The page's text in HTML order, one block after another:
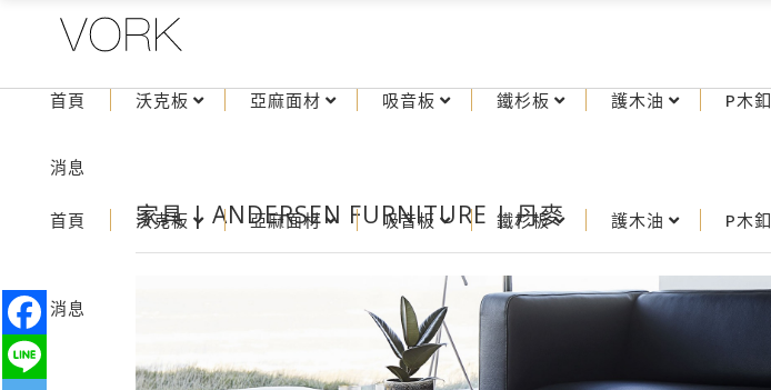
首頁 沃克板 亞麻面材 吸音板 鐵杉板 護木油 P木釦
消息
首頁 沃克板 亞麻面材 吸音板 鐵杉板 護木油 P木釦
消息
家具 | ANDERSEN FURNITURE | 丹麥